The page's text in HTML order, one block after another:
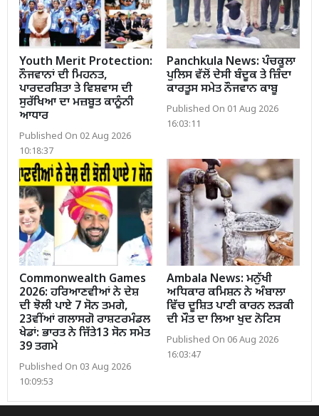
Youth Merit Protection:
ਨੌਜਵਾਨਾਂ ਦੀ ਮਿਹਨਤ,
ਪਾਰਦਰਸ਼ਿਤਾ ਤੇ ਵਿਸ਼ਵਾਸ ਦੀ
ਸੁਰੱਖਿਆ ਦਾ ਮਜ਼ਬੂਤ ਕਾਨੂੰਨੀ
ਆਧਾਰ
Published On 02 Aug 2026
10:18:37
Panchkula News: ਪੰਚਕੂਲਾ
ਪੁਲਿਸ ਵੱਲੋਂ ਦੇਸੀ ਬੰਦੂਕ ਤੇ ਜ਼ਿੰਦਾ
ਕਾਰਤੂਸ ਸਮੇਤ ਨੌਜਵਾਨ ਕਾਬੂ
Published On 01 Aug 2026
16:03:11
Commonwealth Games
2026: ਹਰਿਆਣਵੀਆਂ ਨੇ ਦੇਸ਼
ਦੀ ਝੋਲੀ ਪਾਏ 7 ਸੋਨ ਤਮਗੇ,
23ਵੀਂਆਂ ਗਲਾਸਗੋ ਰਾਸ਼ਟਰਮੰਡਲ
ਖੇਡਾਂ: ਭਾਰਤ ਨੇ ਜਿੱਤੇ13 ਸੋਨ ਸਮੇਤ
39 ਤਗਮੇ
Published On 03 Aug 2026
10:09:53
Ambala News: ਮਨੁੱਖੀ
ਅਧਿਕਾਰ ਕਮਿਸ਼ਨ ਨੇ ਅੰਬਾਲਾ
ਵਿੱਚ ਦੂਸ਼ਿਤ ਪਾਣੀ ਕਾਰਨ ਲੜਕੀ
ਦੀ ਮੌਤ ਦਾ ਲਿਆ ਖੁਦ ਨੋਟਿਸ
Published On 06 Aug 2026
16:03:47